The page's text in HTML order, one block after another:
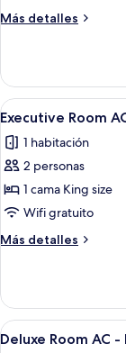
AC
Más detalles
Más
Room
Non
AC
Abrir
todas
las
fotos
de
Executive
Room
AC
7
Executive Room
1 habitación
2 personas
1 cama King size
Wifi gratuito
Más detalles
Más
Room
AC
Abrir
3
Deluxe Room AC